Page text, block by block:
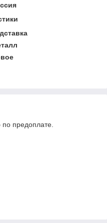
по предоплате.